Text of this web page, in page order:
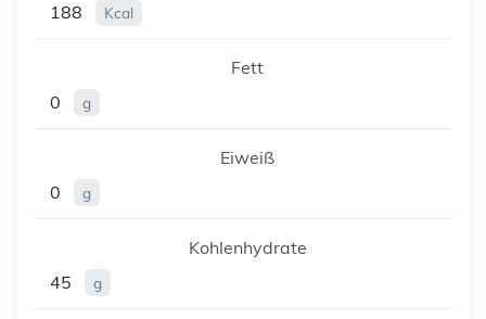
188
Kcal
Fett
0
g
Eiweiß
0
g
Kohlenhydrate
45
g